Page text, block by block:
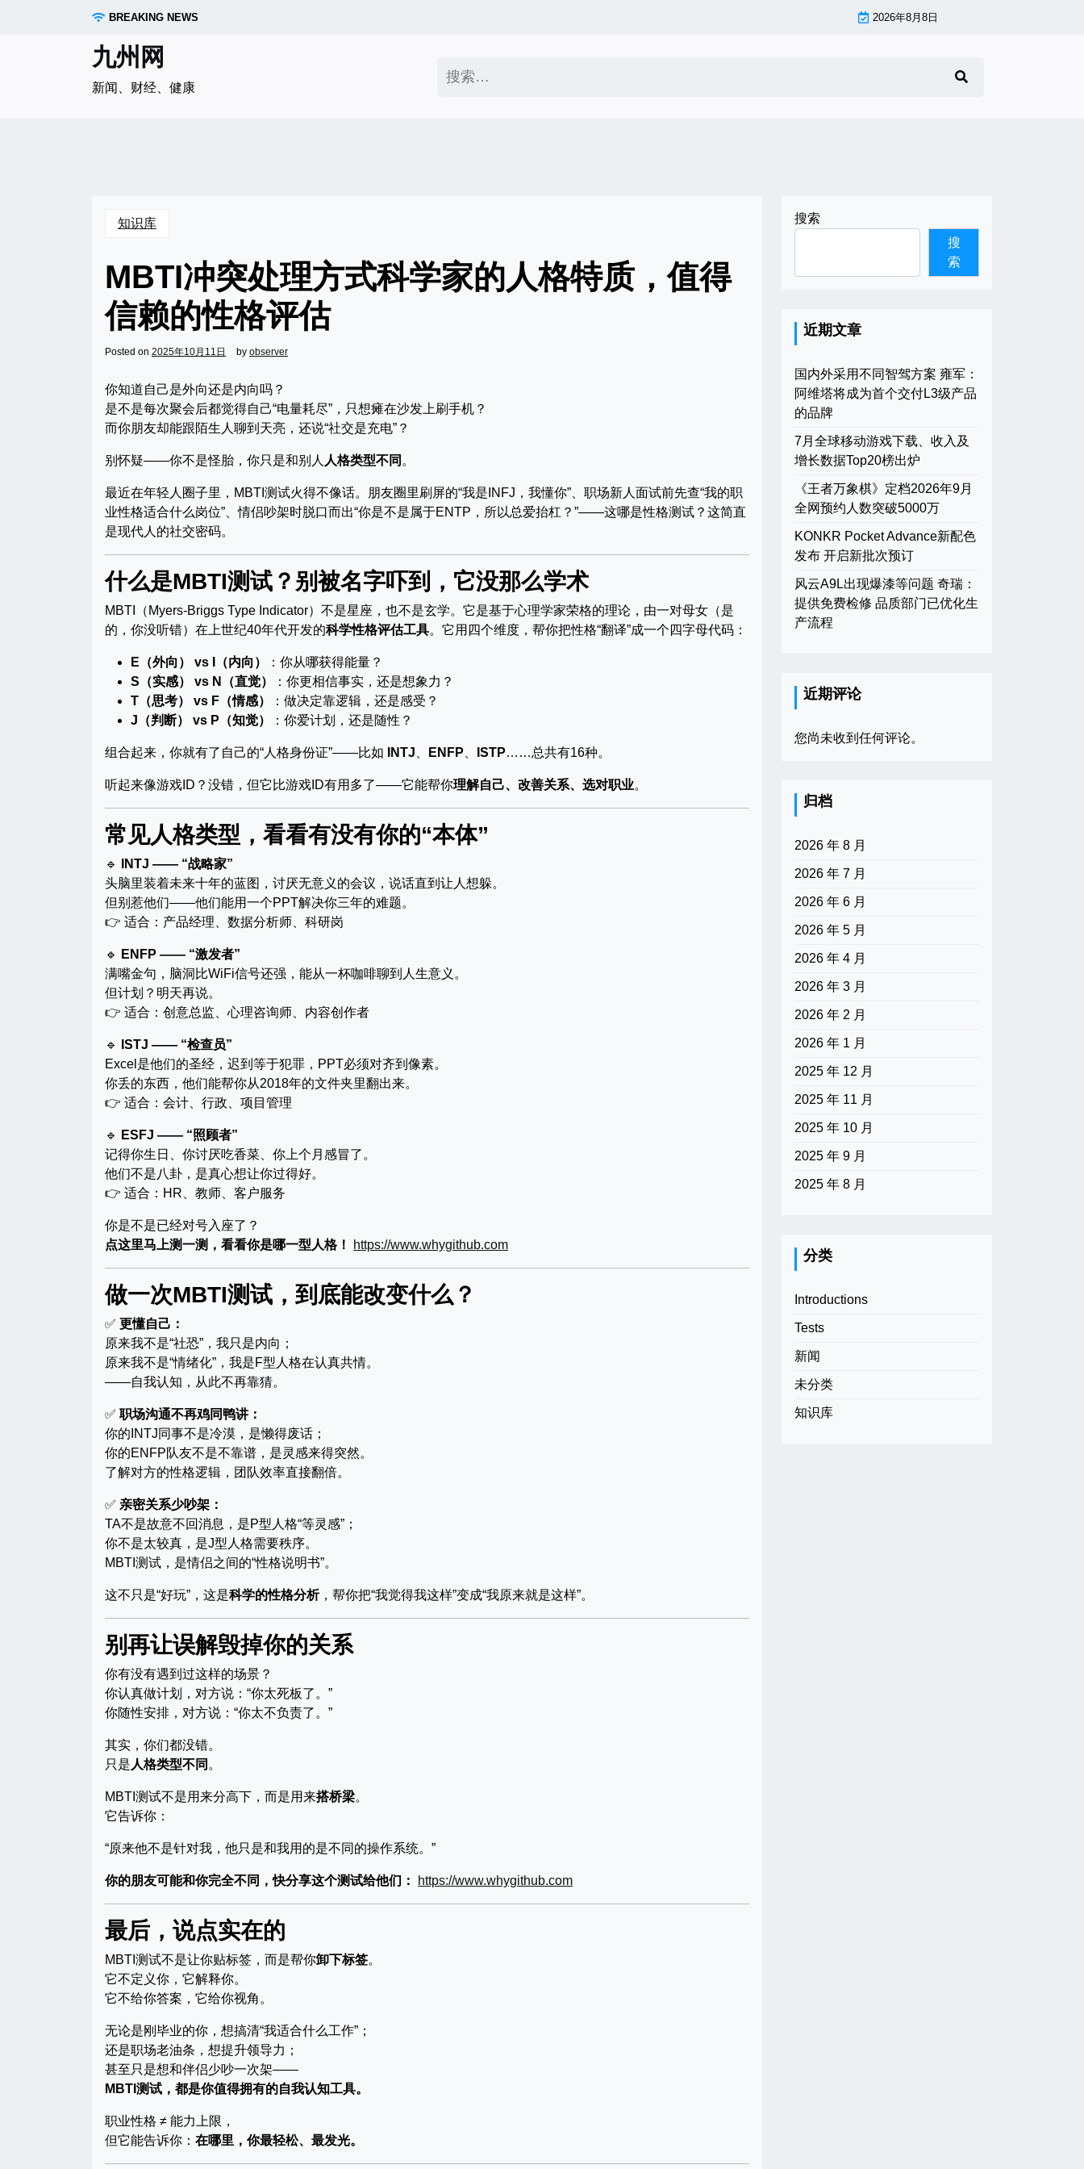
BREAKING NEWS 2026年8月8日
九州网
新闻、财经、健康
索：
知识库
MBTI冲突处理方式科学家的人格特质，值得
信赖的性格评估
Posted on 2025年10月11日 by observer
你知道自己是外向还是内向吗？
是不是每次聚会后都觉得自己“电量耗尽”，只想瘫在沙发上刷手机？
而你朋友却能跟陌生人聊到天亮，还说“社交是充电”？
别怀疑——你不是怪胎，你只是和别人 人格类型不同 。
最近在年轻人圈子里，MBTI测试火得不像话。朋友圈里刷屏的“我是INFJ，我懂你”、职场新人面试前先查“我的职
业性格适合什么岗位”、情侣吵架时脱口而出“你是不是属于ENTP，所以总爱抬杠？”——这哪是性格测试？这简直
是现代人的社交密码。
什么是MBTI测试？别被名字吓到，它没那么学术
MBTI（Myers-Briggs Type Indicator）不是星座，也不是玄学。它是基于心理学家荣格的理论，由一对母女（是
的，你没听错）在上世纪40年代开发的科学性格评估工具。它用四个维度，帮你把性格“翻译”成一个四字母代码：
E（外向） vs I（内向）
：你从哪获得能量？
S（实感） vs N（直觉）
：你更相信事实，还是想象力？
T（思考） vs F（情感）
：做决定靠逻辑，还是感受？
J（判断） vs P（知觉）
：你爱计划，还是随性？
组合起来，你就有了自己的“人格身份证”——比如 INTJ ENFP ISTP……总共有16种。
听起来像游戏ID？没错，但它比游戏ID有用多了——它能帮你理解自己、改善关系、选对职业。
常见人格类型，看看有没有你的“本体”
🔹
INTJ —— “战略家”
头脑里装着未来十年的蓝图，讨厌无意义的会议，说话直到让人想躲。
但别惹他们——他们能用一个PPT解决你三年的难题。
👉 适合：产品经理、数据分析师、科研岗
🔹
ENFP —— “激发者”
满嘴金句，脑洞比WiFi信号还强，能从一杯咖啡聊到人生意义。
但计划？明天再说。
👉 适合：创意总监、心理咨询师、内容创作者
🔹
ISTJ —— “检查员”
Excel是他们的圣经，迟到等于犯罪，PPT必须对齐到像素。
你丢的东西，他们能帮你从2018年的文件夹里翻出来。
👉 适合：会计、行政、项目管理
🔹
ESFJ —— “照顾者”
记得你生日、你讨厌吃香菜、你上个月感冒了。
他们不是八卦，是真心想让你过得好。
👉 适合：HR、教师、客户服务
你是不是已经对号入座了？
点这里马上测一测，看看你是哪一型人格！
https://www.whygithub.com
做一次MBTI测试，到底能改变什么？
✅ 更懂自己：
原来我不是“社恐”，我只是内向；
原来我不是“情绪化”，我是F型人格在认真共情。
——自我认知，从此不再靠猜。
✅ 职场沟通不再鸡同鸭讲：
你的INTJ同事不是冷漠，是懒得废话；
你的ENFP队友不是不靠谱，是灵感来得突然。
了解对方的性格逻辑，团队效率直接翻倍。
✅ 亲密关系少吵架：
TA不是故意不回消息，是P型人格“等灵感”；
你不是太较真，是J型人格需要秩序。
MBTI测试，是情侣之间的“性格说明书”。
这不只是“好玩”，这是科学的性格分析，帮你把“我觉得我这样”变成“我原来就是这样”。
别再让误解毁掉你的关系
你有没有遇到过这样的场景？
你认真做计划，对方说：“你太死板了。”
你随性安排，对方说：“你太不负责了。”
其实，你们都没错。
只是 人格类型不同 。
MBTI测试不是用来分高下，而是用来搭桥梁。
它告诉你：
“原来他不是针对我，他只是和我用的是不同的操作系统。”
你的朋友可能和你完全不同，快分享这个测试给他们： https://www.whygithub.com
最后，说点实在的
MBTI测试不是让你贴标签，而是帮你卸下标签。
它不定义你，它解释你。
它不给你答案，它给你视角。
无论是刚毕业的你，想搞清“我适合什么工作”；
还是职场老油条，想提升领导力；
甚至只是想和伴侣少吵一次架——
MBTI测试，都是你值得拥有的自我认知工具。
职业性格 ≠ 能力上限，
但它能告诉你： 在哪里，你最轻松、最发光。
搜索
搜
索
近期文章
国内外采用不同智驾方案 雍军：
阿维塔将成为首个交付L3级产品
的品牌
7月全球移动游戏下载、收入及
增长数据Top20榜出炉
《王者万象棋》定档2026年9月
全网预约人数突破5000万
KONKR Pocket Advance新配色
发布 开启新批次预订
风云A9L出现爆漆等问题 奇瑞：
提供免费检修 品质部门已优化生
产流程
近期评论
您尚未收到任何评论。
归档
2026 年 8 月
2026 年 7 月
2026 年 6 月
2026 年 5 月
2026 年 4 月
2026 年 3 月
2026 年 2 月
2026 年 1 月
2025 年 12 月
2025 年 11 月
2025 年 10 月
2025 年 9 月
2025 年 8 月
分类
Introductions
Tests
新闻
未分类
知识库